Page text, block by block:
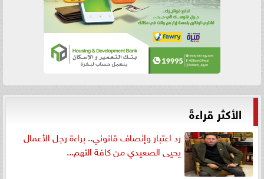
الأكثر قراءةً
رد اعتبار وإنصاف قانوني.. براءة رجل الأعمال
يحيى الصعيدي من كافة التهم...